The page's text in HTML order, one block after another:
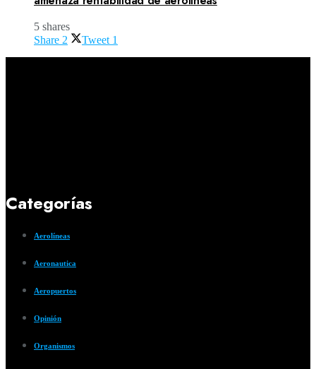
5 shares
Share 2 Tweet 1
Categorías
Aerolíneas
Aeronautica
Aeropuertos
Opinión
Organismos